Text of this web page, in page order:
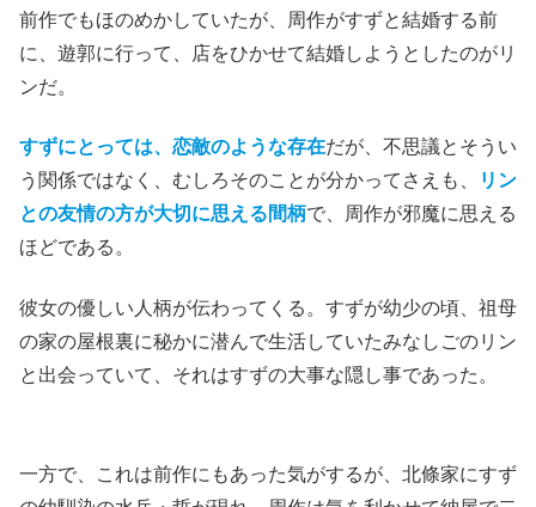
前作でもほのめかしていたが、周作がすずと結婚する前
に、遊郭に行って、店をひかせて結婚しようとしたのがリ
ンだ。
すずにとっては、恋敵のような存在だが、不思議とそうい
う関係ではなく、むしろそのことが分かってさえも、
リン
との友情の方が大切に思える間柄で、周作が邪魔に思える
ほどである。
彼女の優しい人柄が伝わってくる。すずが幼少の頃、祖母
の家の屋根裏に秘かに潜んで生活していたみなしごのリン
と出会っていて、それはすずの大事な隠し事であった。
一方で、これは前作にもあった気がするが、北條家にすず